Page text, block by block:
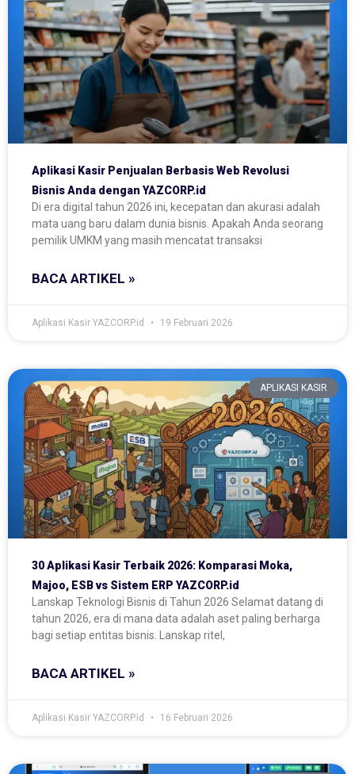
Aplikasi Kasir Penjualan Berbasis Web Revolusi
Bisnis Anda dengan YAZCORP.id
Di era digital tahun 2026 ini, kecepatan dan akurasi adalah
mata uang baru dalam dunia bisnis. Apakah Anda seorang
pemilik UMKM yang masih mencatat transaksi
BACA ARTIKEL »
Aplikasi Kasir YAZCORP.id 19 Februari 2026
APLIKASI KASIR
30 Aplikasi Kasir Terbaik 2026: Komparasi Moka,
Majoo, ESB vs Sistem ERP YAZCORP.id
Lanskap Teknologi Bisnis di Tahun 2026 Selamat datang di
tahun 2026, era di mana data adalah aset paling berharga
bagi setiap entitas bisnis. Lanskap ritel,
BACA ARTIKEL »
Aplikasi Kasir YAZCORP.id 16 Februari 2026